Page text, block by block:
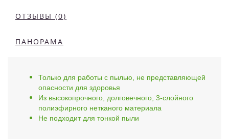
ОТЗЫВЫ (0)
ПАНОРАМА
Только для работы с пылью, не представляющей
опасности для здоровья
Из высокопрочного, долговечного, 3-слойного
полиэфирного нетканого материала
Не подходит для тонкой пыли